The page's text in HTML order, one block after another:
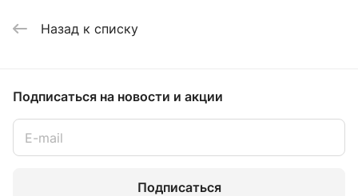
Назад к списку
Подписаться на новости и акции
Подписаться